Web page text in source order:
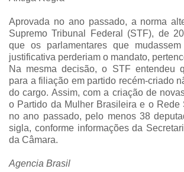
Aprovada no ano passado, a norma
Supremo Tribunal Federal (STF), de
que os parlamentares que
justificativa perderiam o mandato,
Na mesma decisão, o STF entendeu
para a filiação em partido recém-criado
do cargo. Assim, com a criação de
o Partido da Mulher Brasileira e o Rede
no ano passado, pelo menos 38
sigla, conforme informações da
da Câmara.
Agencia Brasil